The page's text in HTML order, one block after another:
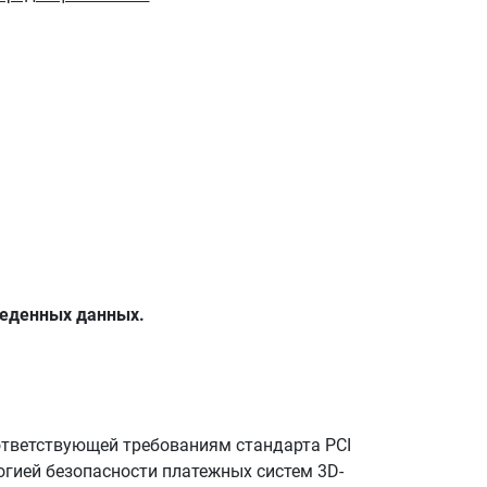
данных.
требованиям стандарта PCI
безопасности платежных систем 3D-